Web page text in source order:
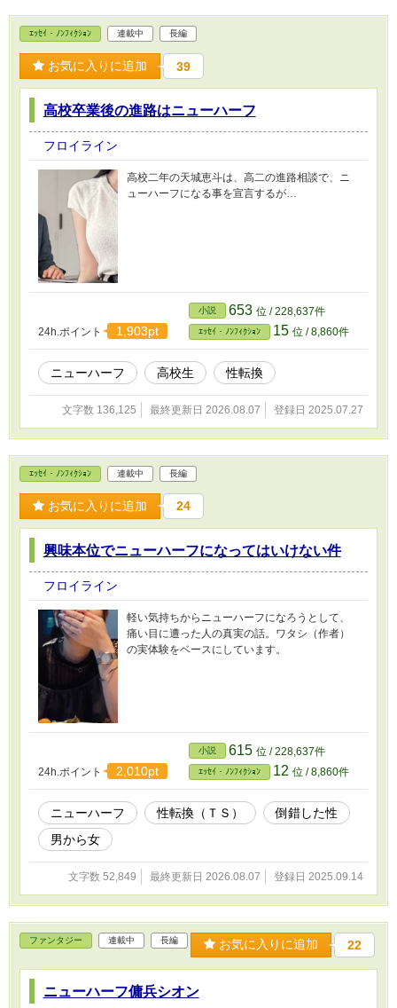
ｴｯｾｲ・ﾉﾝﾌｨｸｼｮﾝ 連載中 長編
お気に入りに追加 39
高校卒業後の進路はニューハーフ
フロイライン
高校二年の天城恵斗は、高二の進路相談で、ニ
ューハーフになる事を宣言するが…
24h.ポイント 1,903pt
小説 653 位 / 228,637件
ｴｯｾｲ・ﾉﾝﾌｨｸｼｮﾝ 15 位 / 8,860件
ニューハーフ 高校生 性転換
文字数 136,125 最終更新日 2026.08.07 登録日 2025.07.27
ｴｯｾｲ・ﾉﾝﾌｨｸｼｮﾝ 連載中 長編
お気に入りに追加 24
興味本位でニューハーフになってはいけない件
フロイライン
軽い気持ちからニューハーフになろうとして、
痛い目に遭った人の真実の話。ワタシ（作者）
の実体験をベースにしています。
24h.ポイント 2,010pt
小説 615 位 / 228,637件
ｴｯｾｲ・ﾉﾝﾌｨｸｼｮﾝ 12 位 / 8,860件
ニューハーフ 性転換（ＴＳ）
倒錯した性
男から女
文字数 52,849 最終更新日 2026.08.07 登録日 2025.09.14
ファンタジー 連載中 長編 お気に入りに追加 22
ニューハーフ傭兵シオン